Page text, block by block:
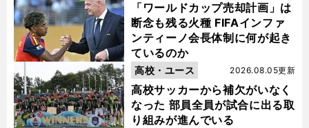
「ワールドカップ売却計画」は
断念も残る火種 FIFAインファ
ンティーノ会長体制に何が起き
ているのか
高校サッカーから補欠がいなく
なった 部員全員が試合に出る取
り組みが進んでいる
2026.08.05更新
高校・ユース